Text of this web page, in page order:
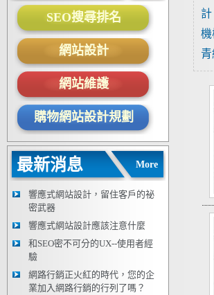
SEO搜尋排名
網站設計
網站維護
購物網站設計規劃
最新消息 More
響應式網站設計，留住客戶的祕
密武器
響應式網站設計應該注意什麼
和SEO密不可分的UX--使用者經
驗
網路行銷正火紅的時代，您的企
業加入網路行銷的行列了嗎？
計
機